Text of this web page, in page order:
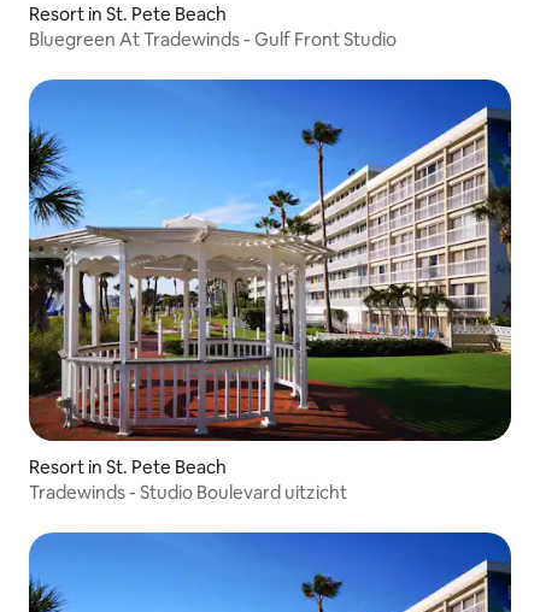
Resort in St. Pete Beach
Bluegreen At Tradewinds - Gulf Front Studio
Resort in St. Pete Beach
Tradewinds - Studio Boulevard uitzicht